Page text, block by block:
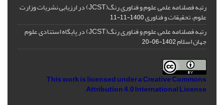
رتبه فصلنامه علمی علوم و فناوری رنگ(JCST) در ارزیابی نشریات وزارت
علوم، تحقیقات و فناوری1400-11-11
رتبه فصلنامه علمی علوم و فناوری رنگ(JCST) در پایگاه استنادی علوم
جهان اسلام1402-06-20
This work is licensed under aCreative Commons
Attribution 4.0 International License